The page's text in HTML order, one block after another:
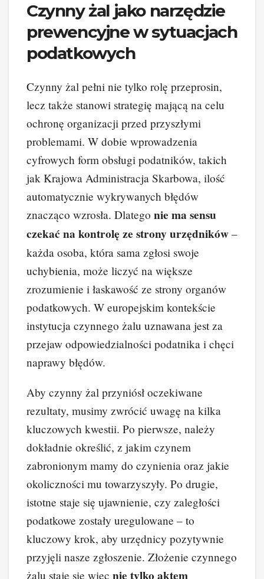
Czynny żal jako narzędzie
prewencyjne w sytuacjach
podatkowych
Czynny żal pełni nie tylko rolę przeprosin,
lecz także stanowi strategię mającą na celu
ochronę organizacji przed przyszłymi
problemami. W dobie wprowadzenia
cyfrowych form obsługi podatników, takich
jak Krajowa Administracja Skarbowa, ilość
automatycznie wykrywanych błędów
znacząco wzrosła. Dlatego nie ma sensu
czekać na kontrolę ze strony urzędników –
każda osoba, która sama zgłosi swoje
uchybienia, może liczyć na większe
zrozumienie i łaskawość ze strony organów
podatkowych. W europejskim kontekście
instytucja czynnego żalu uznawana jest za
przejaw odpowiedzialności podatnika i chęci
naprawy błędów.
Aby czynny żal przyniósł oczekiwane
rezultaty, musimy zwrócić uwagę na kilka
kluczowych kwestii. Po pierwsze, należy
dokładnie określić, z jakim czynem
zabronionym mamy do czynienia oraz jakie
okoliczności mu towarzyszyły. Po drugie,
istotne staje się ujawnienie, czy zaległości
podatkowe zostały uregulowane – to
kluczowy krok, aby urzędnicy pozytywnie
przyjęli nasze zgłoszenie. Złożenie czynnego
żalu staje się więc nie tylko aktem